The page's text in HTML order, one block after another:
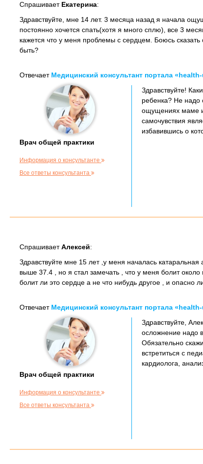
Спрашивает Екатерина:
Здравствуйте, мне 14 лет. 3 месяца назад я начала
постоянно хочется спать(хотя я много сплю), все 3
кажется что у меня проблемы с сердцем. Боюсь
быть?
Отвечает Медицинский консультант портала
Врач общей практики
Информация о консультанте
Все ответы консультанта
Здравствуйте!
ребенка? Не надо
ощущениях маме и
самочувствия
избавившись о
СпрашиваетАлексей:
Здравствуйте мне 15 лет ,у меня началась
выше 37.4 , но я стал замечать , что у меня болит
болит ли это сердце а не что нибудь другое , и опасно
Отвечает Медицинский консультант портала
Врач общей практики
Информация о консультанте
Все ответы консультанта
Здравствуйте,
осложнение надо
Обязательно
встретиться с
кардиолога,